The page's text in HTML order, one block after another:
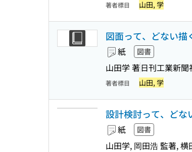
著者標目 山田, 学
図面って、どない描
紙 図書
山田学 著日刊工業新聞
著者標目 山田, 学
設計検討って、どな
紙 図書
山田学, 岡田浩 監著,